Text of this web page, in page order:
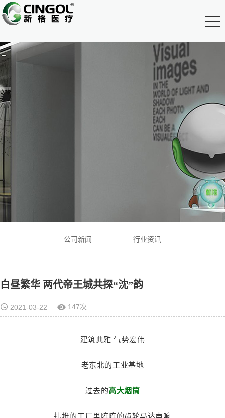
公司新闻 行业资讯
白昼繁华 两代帝王城共探“沈”韵
2021-03-22 147次
建筑典雅 气势宏伟
老东北的工业基地
过去的高大烟筒